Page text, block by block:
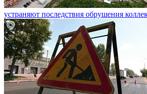
устраняют последствия обрушения